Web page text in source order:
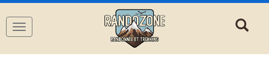
Navigation